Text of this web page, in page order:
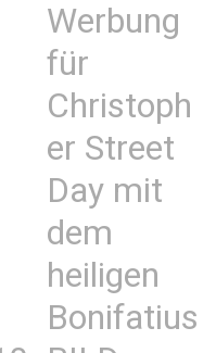
Werbung
für
Christoph
er Street
Day mit
dem
heiligen
Bonifatius